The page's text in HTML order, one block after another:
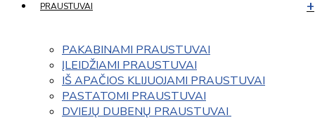
PRAUSTUVAI
PAKABINAMI PRAUSTUVAI
ĮLEIDŽIAMI PRAUSTUVAI
IŠ APAČIOS KLIJUOJAMI PRAUSTUVAI
PASTATOMI PRAUSTUVAI
DVIEJŲ DUBENŲ PRAUSTUVAI